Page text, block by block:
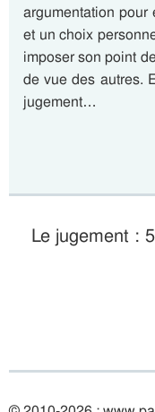
argumentation pour
et un choix
imposer son point
de vue des autres.
jugement…
Le jugement :